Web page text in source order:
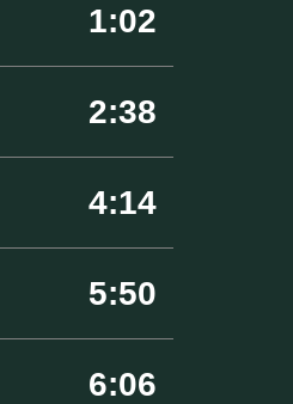
1:02
2:38
4:14
5:50
6:06